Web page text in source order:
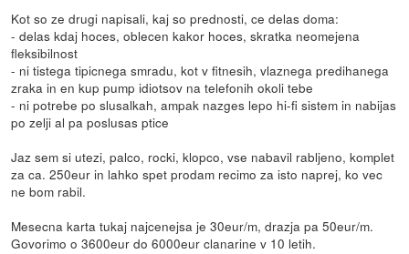
Kot so ze drugi napisali, kaj so prednosti, ce delas doma:
- delas kdaj hoces, oblecen kakor hoces, skratka neomejena
fleksibilnost
- ni tistega tipicnega smradu, kot v fitnesih, vlaznega predihanega
zraka in en kup pump idiotsov na telefonih okoli tebe
- ni potrebe po slusalkah, ampak nazges lepo hi-fi sistem in nabijas
po zelji al pa poslusas ptice
Jaz sem si utezi, palco, rocki, klopco, vse nabavil rabljeno, komplet
za ca. 250eur in lahko spet prodam recimo za isto naprej, ko vec
ne bom rabil.
Mesecna karta tukaj najcenejsa je 30eur/m, drazja pa 50eur/m.
Govorimo o 3600eur do 6000eur clanarine v 10 letih.